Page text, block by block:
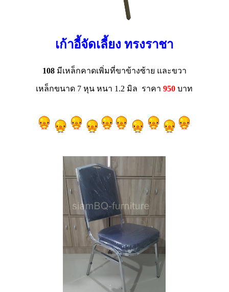
เก้าอี้จัดเลี้ยง ทรงราชา
108มีเหล็กคาดเพิ่มที่ขาข้างซ้าย และขวา
เหล็กขนาด 7 หุน หนา 1.2 มิล ราคา950 บาท